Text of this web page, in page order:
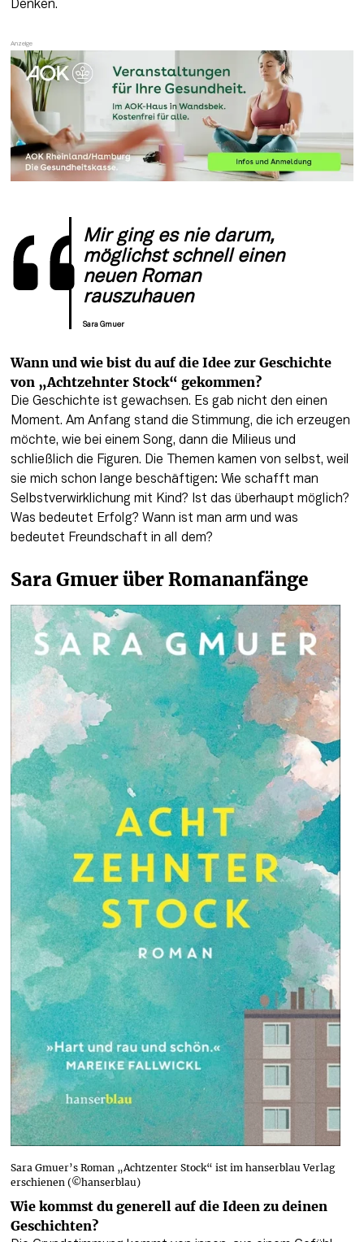
Denken.
Mir ging es nie darum,
möglichst schnell einen
neuen Roman
rauszuhauen
Sara Gmuer
Wann und wie bist du auf die Idee zur Geschichte
von „Achtzehnter Stock“ gekommen?
Die Geschichte ist gewachsen. Es gab nicht den einen
Moment. Am Anfang stand die Stimmung, die ich erzeugen
möchte, wie bei einem Song, dann die Milieus und
schließlich die Figuren. Die Themen kamen von selbst, weil
sie mich schon lange beschäftigen: Wie schafft man
Selbstverwirklichung mit Kind? Ist das überhaupt möglich?
Was bedeutet Erfolg? Wann ist man arm und was
bedeutet Freundschaft in all dem?
Sara Gmuer über Romananfänge
Sara Gmuer’s Roman „Achtzenter Stock“ ist im hanserblau Verlag
erschienen (©hanserblau)
Wie kommst du generell auf die Ideen zu deinen
Geschichten?